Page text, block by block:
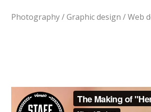
Photography / Graphic design / Web